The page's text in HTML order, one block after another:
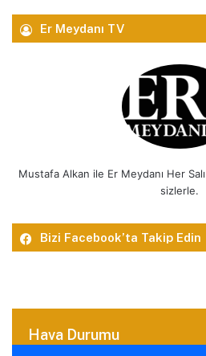
Er Meydanı TV
Mustafa Alkan ile Er Meydanı Her
sizlerle.
Bizi Facebook’ta Takip Edin
Hava Durumu